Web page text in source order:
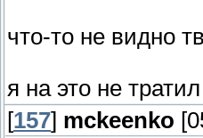
что-то не видно
я на это не
[157] mckeenko